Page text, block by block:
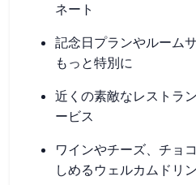
ネート
記念日プランやルーム
もっと特別に
近くの素敵なレストラ
ービス
ワインやチーズ、チョ
しめるウェルカムドリ